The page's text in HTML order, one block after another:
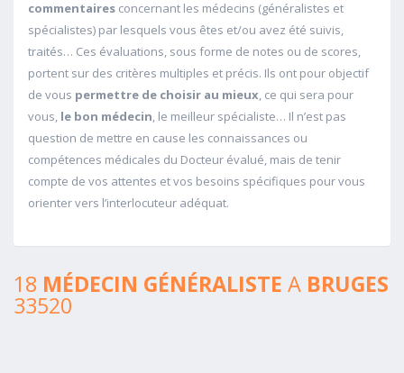
commentaires concernant les médecins (généralistes et
spécialistes) par lesquels vous êtes et/ou avez été suivis,
traités… Ces évaluations, sous forme de notes ou de scores,
portent sur des critères multiples et précis. Ils ont pour objectif
de vous permettre de choisir au mieux, ce qui sera pour
vous, le bon médecin, le meilleur spécialiste… Il n’est pas
question de mettre en cause les connaissances ou
compétences médicales du Docteur évalué, mais de tenir
compte de vos attentes et vos besoins spécifiques pour vous
orienter vers l’interlocuteur adéquat.
18 MÉDECIN GÉNÉRALISTE A BRUGES
33520